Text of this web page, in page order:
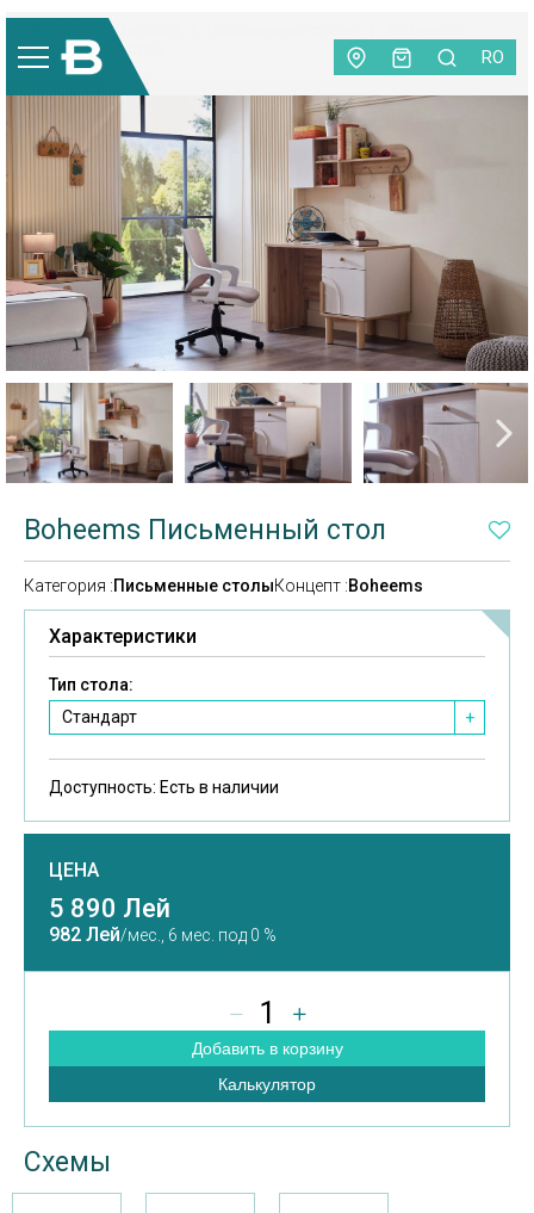
RO
Детская
Письменный стол
Boheems Письменный стол
Категория :Письменные столыКонцепт :Boheems
Характеристики
Тип стола:
Стандарт
+
Доступность: Есть в наличии
ЦЕНА
5 890 Лей
982 Лей/мес., 6 мес. под 0 %
1
Добавить в корзину
Калькулятор
Схемы